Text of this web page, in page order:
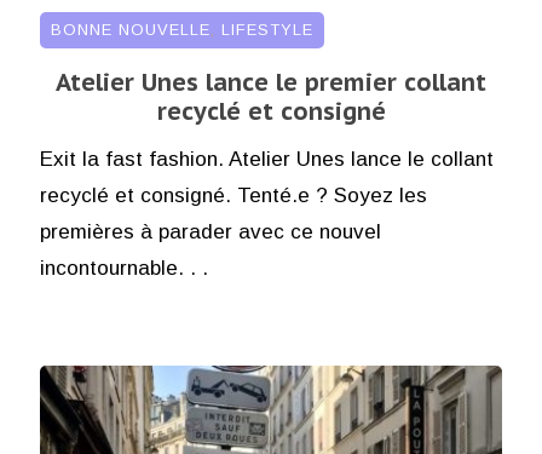
BONNE NOUVELLE LIFESTYLE
Atelier Unes lance le premier collant
recyclé et consigné
Exit la fast fashion. Atelier Unes lance le collant
recyclé et consigné. Tenté.e ? Soyez les
premières à parader avec ce nouvel
incontournable. . .